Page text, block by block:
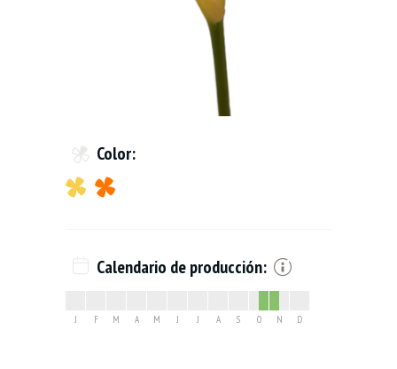
Color:
Calendario de producción:
J F M A M J J A S O N D